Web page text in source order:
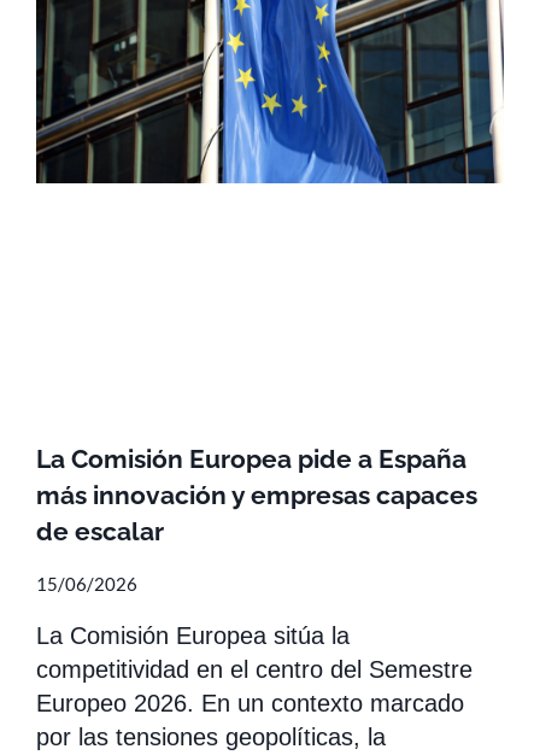
La Comisión Europea pide a España
más innovación y empresas capaces
de escalar
15/06/2026
La Comisión Europea sitúa la
competitividad en el centro del Semestre
Europeo 2026. En un contexto marcado
por las tensiones geopolíticas, la